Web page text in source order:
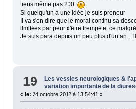
tiens même pas 200
Si quelqu'un à une idée je suis preneur
Il va s'en dire que le moral continu sa
limitées par peur d'être trempé et ce
Je suis para depuis un peu plus d'un an ,
19 Les vessies neurologiques &
variation importante de la
« le: 24 octobre 2012 à 13:54:41 »